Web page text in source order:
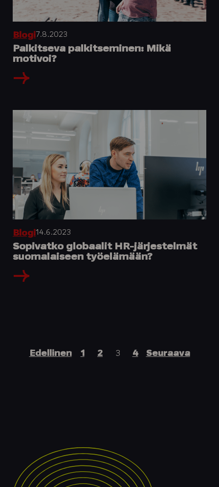
Blogi7.8.2023
Palkitseva palkitseminen: Mikä
motivoi?
Blogi14.6.2023
Sopivatko globaalit HR-järjestelmät
suomalaiseen työelämään?
Artikkelien
Edellinen 1 2 3 4 Seuraava